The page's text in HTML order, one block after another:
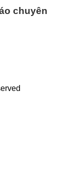
chuyên